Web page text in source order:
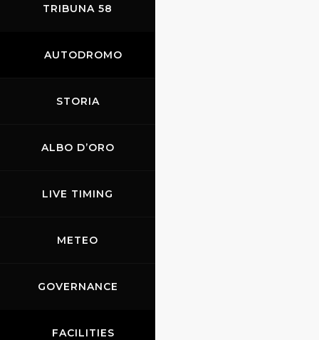
TRIBUNA 58
AUTODROMO
STORIA
ALBO D’ORO
LIVE TIMING
METEO
GOVERNANCE
FACILITIES